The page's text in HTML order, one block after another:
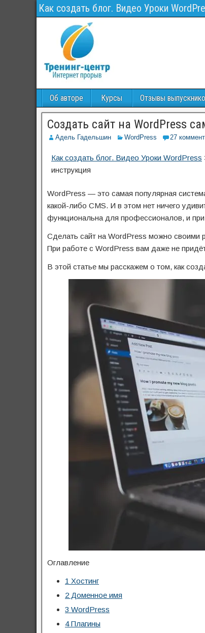
Как создать блог. Видео Уроки
Об авторе Курсы Отзывы
Создать сайт на WordPress
Адель Гадельшин WordPress 27
Как создать блог. Видео Уроки WordPress
инструкция
WordPress — это самая популярная
какой-либо CMS. И в этом нет ничего
функциональна для профессионалов, и
Сделать сайт на WordPress можно своими
При работе с WordPress вам даже не
В этой статье мы расскажем о том, как
Оглавление
1 Хостинг
2 Доменное имя
3 WоrdPress
4Плагины